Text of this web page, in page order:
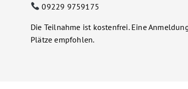
09229 9759175
Die Teilnahme ist kostenfrei. Eine
Plätze empfohlen.